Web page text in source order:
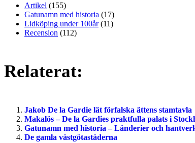
Artikel (155)
Gatunamn med historia (17)
Lidköping under 100år(11)
Recension (112)
Relaterat:
Jakob De la Gardie lät förfalska ättens stamtavla
Makalös – De la Gardies praktfulla palats i
Gatunamn med historia – Länderier och
De gamla västgötastäderna